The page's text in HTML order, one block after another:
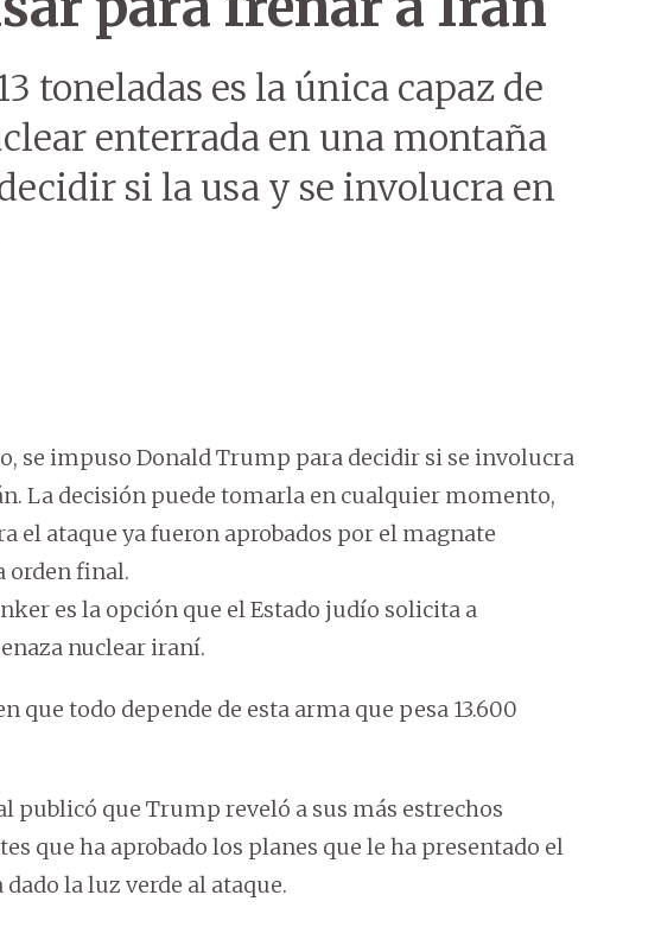
toneladas es la única capaz de
enterrada en una montaña
si la usa y se involucra en
se impuso Donald Trump para decidir si se involucra
La decisión puede tomarla en cualquier momento,
el ataque ya fueron aprobados por el magnate
orden final.
es la opción que el Estado judío solicita a
nuclear iraní.
que todo depende de esta arma que pesa 13.600
publicó que Trump reveló a sus más estrechos
que ha aprobado los planes que le ha presentado el
la luz verde al ataque.